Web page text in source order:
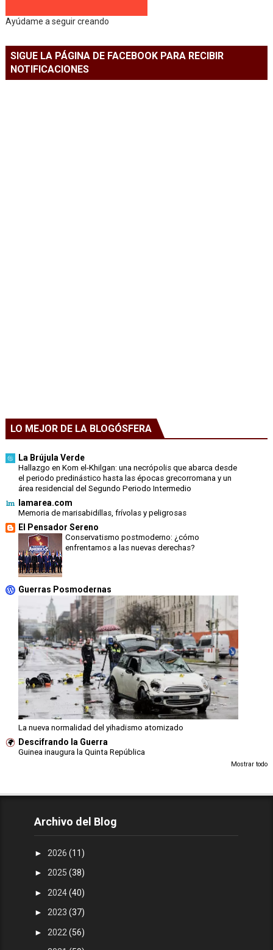
Ayúdame a seguir creando
SIGUE LA PÁGINA DE FACEBOOK PARA RECIBIR
NOTIFICACIONES
LO MEJOR DE LA BLOGÓSFERA
La Brújula Verde
Hallazgo en Kom el-Khilgan: una necrópolis que abarca desde
el periodo predinástico hasta las épocas grecorromana y un
área residencial del Segundo Periodo Intermedio
lamarea.com
Memoria de marisabidillas, frívolas y peligrosas
El Pensador Sereno
Conservatismo postmoderno: ¿cómo
enfrentamos a las nuevas derechas?
Guerras Posmodernas
La nueva normalidad del yihadismo atomizado
Descifrando la Guerra
Guinea inaugura la Quinta República
Mostrar todo
Archivo del Blog
► 2026(11)
►2025(38)
► 2024(40)
►2023(37)
► 2022(56)